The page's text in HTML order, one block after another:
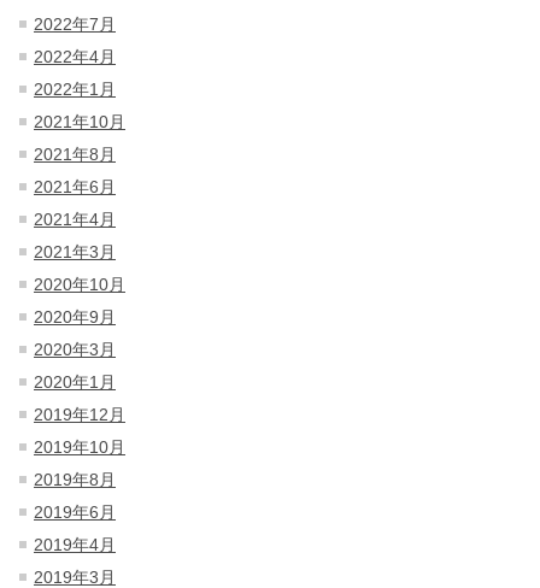
2022年7月
2022年4月
2022年1月
2021年10月
2021年8月
2021年6月
2021年4月
2021年3月
2020年10月
2020年9月
2020年3月
2020年1月
2019年12月
2019年10月
2019年8月
2019年6月
2019年4月
2019年3月